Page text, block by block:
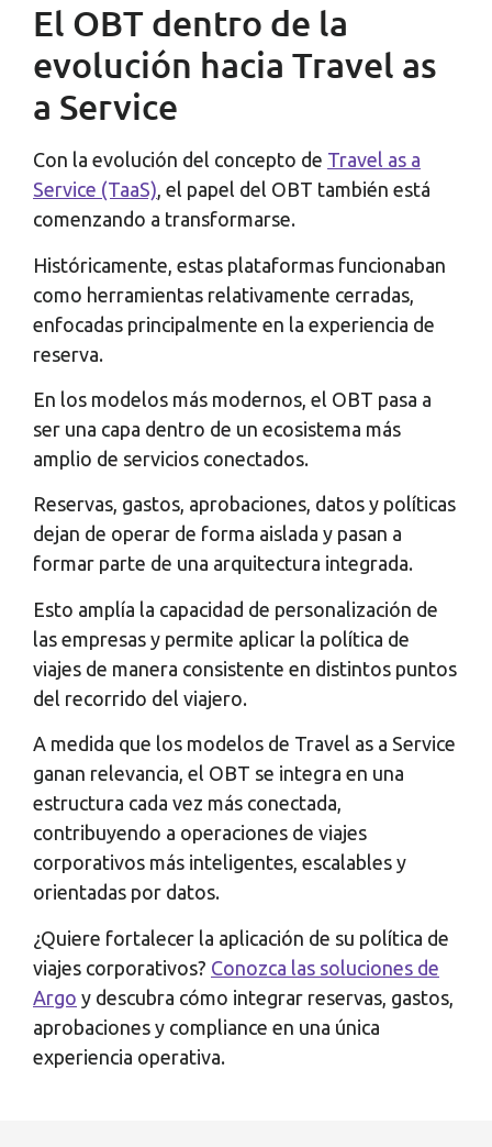
El OBT dentro de la
evolución hacia Travel as
a Service
Con la evolución del concepto de Travel as a
Service (TaaS), el papel del OBT también está
comenzando a transformarse.
Históricamente, estas plataformas funcionaban
como herramientas relativamente cerradas,
enfocadas principalmente en la experiencia de
reserva.
En los modelos más modernos, el OBT pasa a
ser una capa dentro de un ecosistema más
amplio de servicios conectados.
Reservas, gastos, aprobaciones, datos y políticas
dejan de operar de forma aislada y pasan a
formar parte de una arquitectura integrada.
Esto amplía la capacidad de personalización de
las empresas y permite aplicar la política de
viajes de manera consistente en distintos puntos
del recorrido del viajero.
A medida que los modelos de Travel as a Service
ganan relevancia, el OBT se integra en una
estructura cada vez más conectada,
contribuyendo a operaciones de viajes
corporativos más inteligentes, escalables y
orientadas por datos.
¿Quiere fortalecer la aplicación de su política de
viajes corporativos? Conozca las soluciones de
Argo y descubra cómo integrar reservas, gastos,
aprobaciones y compliance en una única
experiencia operativa.